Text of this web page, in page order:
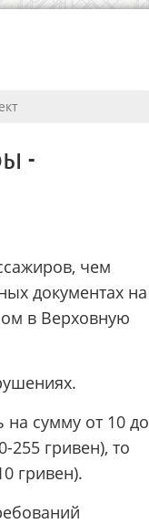
-
чем
документах на
в Верховную
на сумму от 10 до
255 гривен), то
гривен).